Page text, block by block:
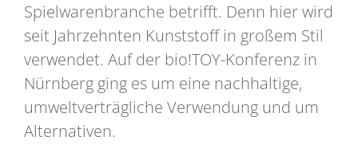
Spielwarenbranche betrifft. Denn hier wird
seit Jahrzehnten Kunststoff in großem Stil
verwendet. Auf der bio!TOY-Konferenz in
Nürnberg ging es um eine nachhaltige,
umweltverträgliche Verwendung und um
Alternativen.